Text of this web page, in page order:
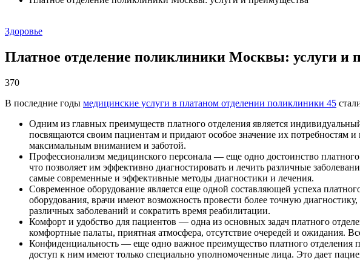
Здоровье
Платное отделение поликлиники Москвы: услуги и
370
В последние годы медицинские услуги в платаном отделении поликлиники 45
Одним из главных преимуществ платного отделения является
посвящаются своим пациентам и придают особое значение их потребностям
максимальным вниманием и заботой.
Профессионализм медицинского персонала — еще одно достоинство
что позволяет им эффективно диагностировать и лечить различные
самые современные и эффективные методы диагностики и лечения.
Современное оборудование является еще одной составляющей успеха
оборудования, врачи имеют возможность провести более точную
различных заболеваний и сократить время реабилитации.
Комфорт и удобство для пациентов — одна из основных задач платного
комфортные палаты, приятная атмосфера, отсутствие очередей и ожидания.
Конфиденциальность — еще одно важное преимущество платного
доступ к ним имеют только специально уполномоченные лица. Это дает